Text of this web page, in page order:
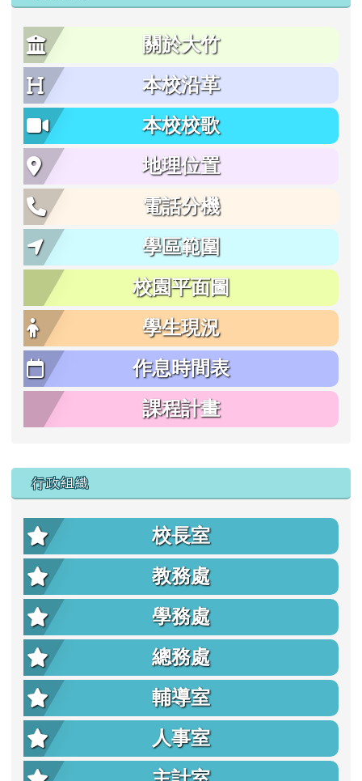
關於大竹
本校沿革
本校校歌
地理位置
電話分機
學區範圍
校園平面圖
學生現況
作息時間表
課程計畫
行政組織
校長室
教務處
學務處
總務處
輔導室
人事室